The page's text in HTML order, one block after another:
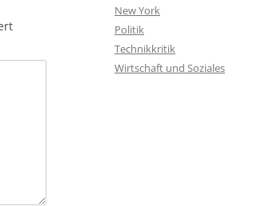
New York
Politik
Technikkritik
Wirtschaft und Soziales